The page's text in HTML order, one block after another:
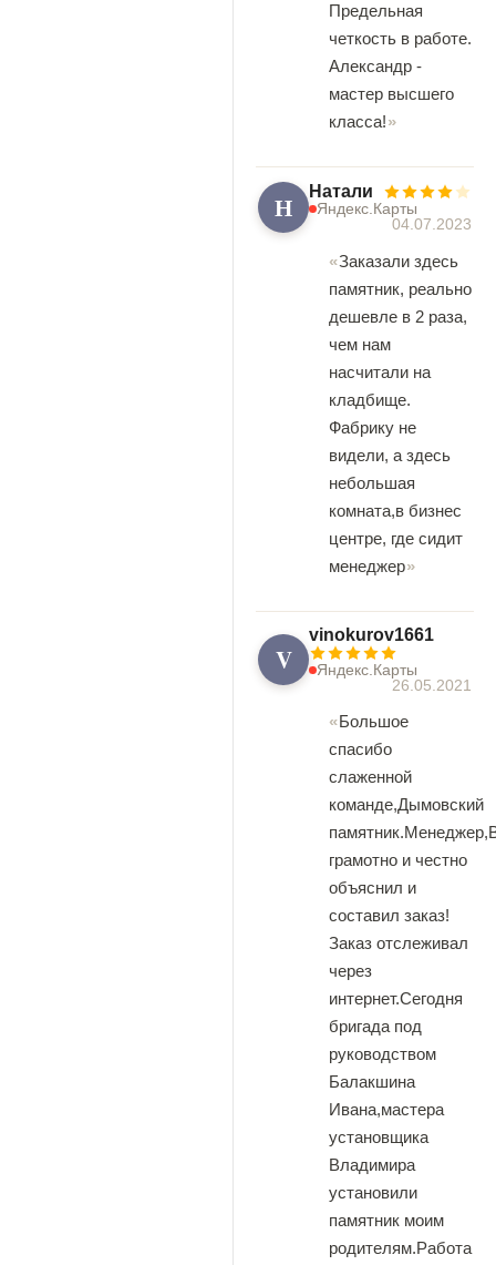
Предельная
четкость в работе.
Александр -
мастер высшего
класса!
Н Натали
Яндекс.Карты
04.07.2023
Заказали здесь
памятник, реально
дешевле в 2 раза,
чем нам
насчитали на
кладбище.
Фабрику не
видели, а здесь
небольшая
комната,в бизнес
центре, где сидит
менеджер
V
vinokurov1661
Яндекс.Карты
26.05.2021
Большое
спасибо
слаженной
команде,Дымовский
грамотно и честно
объяснил и
составил заказ!
Заказ отслеживал
через
интернет.Сегодня
бригада под
руководством
Балакшина
Ивана,мастера
установщика
Владимира
установили
памятник моим
родителям.Работа